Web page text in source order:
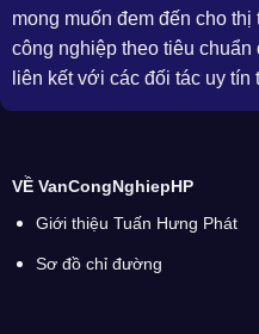
mong muốn đem đến cho
công nghiệp theo tiêu
liên kết với các đối tác uy tín
VỀ VanCongNghiepHP
Giới thiệu Tuấn Hưng Phát
Sơ đồ chỉ đường